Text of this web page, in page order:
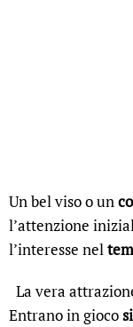
Un bel viso o un
l’attenzione
l’interesse nel
La vera
Entrano in gioco